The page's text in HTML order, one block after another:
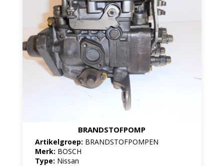
BRANDSTOFPOMP
Artikelgroep: BRANDSTOFPOMPEN
Merk: BOSCH
Type: Nissan